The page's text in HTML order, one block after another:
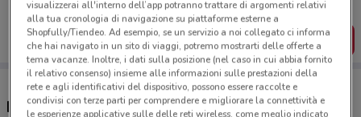
dal tuo cellulare.
SCARICA L’APP
Negozi Birra Moretti a Catania
visualizzerai all'interno dell’app potranno trattare di argomenti relativi
alla tua cronologia di navigazione su piattaforme esterne a
Shopfully/Tiendeo. Ad esempio, se un servizio a noi collegato ci informa
che hai navigato in un sito di viaggi, potremo mostrarti delle offerte a
tema vacanze. Inoltre, i dati sulla posizione (nel caso in cui abbia fornito
il relativo consenso) insieme alle informazioni sulle prestazioni della
rete e agli identificativi del dispositivo, possono essere raccolte e
condivisi con terze parti per comprendere e migliorare la connettività e
le esperienze applicative sulle delle reti wireless, come meglio indicato